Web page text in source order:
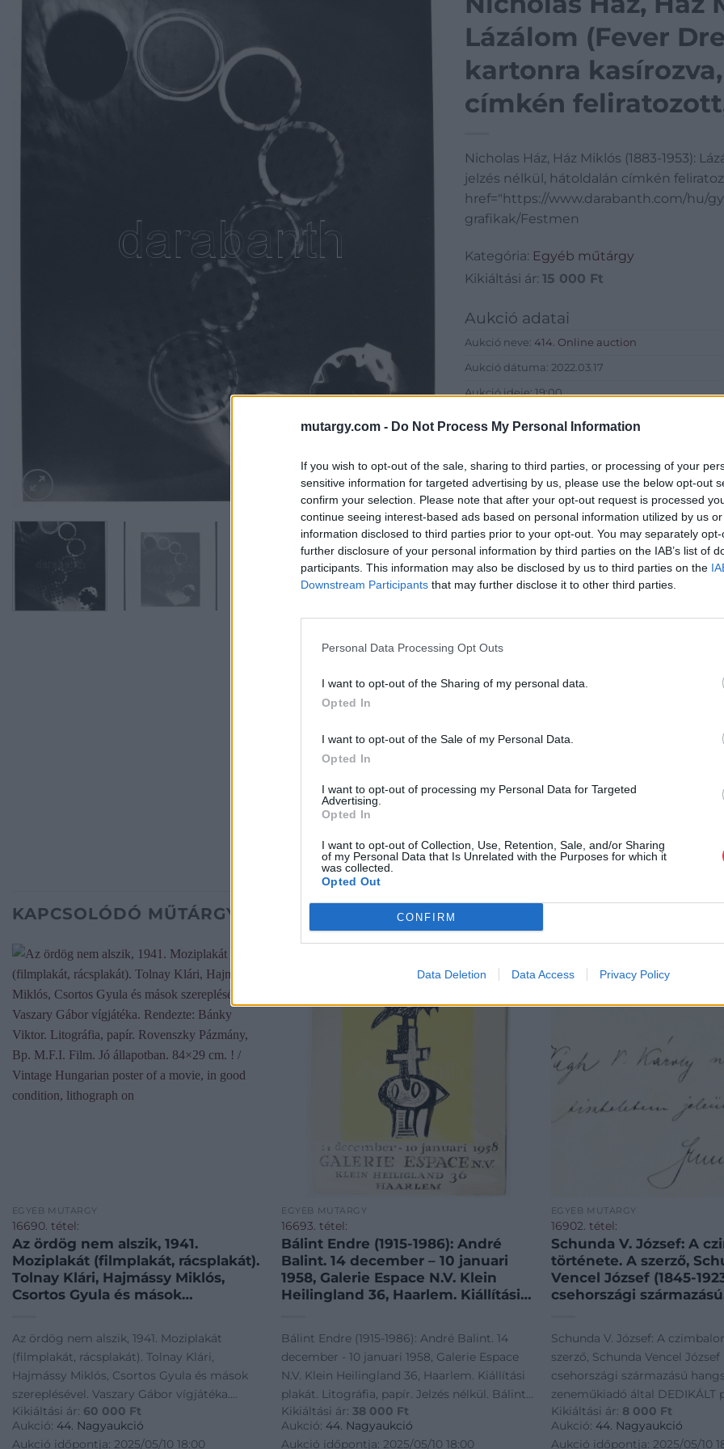
mutargy.com - Do Not Process My Personal Information
If you wish to opt-out of the sale, sharing to third parties, or processing of your
sensitive information for targeted advertising by us, please use the below opt-out
confirm your selection. Please note that after your opt-out request is processed
continue seeing interest-based ads based on personal information utilized by us
information disclosed to third parties prior to your opt-out. You may separately
further disclosure of your personal information by third parties on the IAB’s list of
participants. This information may also be disclosed by us to third parties on the
Downstream Participants that may further disclose it to other third parties.
Personal Data Processing Opt Outs
I want to opt-out of the Sharing of my personal data.
Opted In
I want to opt-out of the Sale of my Personal Data.
Opted In
I want to opt-out of processing my Personal Data for Targeted
Advertising.
Opted In
I want to opt-out of Collection, Use, Retention, Sale, and/or Sharing
of my Personal Data that Is Unrelated with the Purposes for which it
was collected.
Opted Out
CONFIRM
Data Deletion Data Access Privacy Policy
Lázálom (Fever
kartonra
címkén feliratozott,
Nicholas Ház, Ház Miklós (1883-1953):
jelzés nélkül, hátoldalán címkén
href="https://www.darabanth.com/hu/
grafikak/Festmen
Kategória: Egyéb műtárgy
Kikiáltási ár: 15 000 Ft
Aukció adatai
Aukció neve: 414. Online auction
Aukció dátuma: 2022.03.17
Aukció ideje: 19:00
Eladó adatai
Eladó:
Cím:
Budapest
Andrássy út
Bemutatkozás: A tételek a leütési ár + 25%
személyesen veszik át, a vevő a postaköltség,
KAPCSOLÓDÓ MŰTÁRGYAK
EGYÉB MŰTÁRGY
16690. tétel:
Az ördög nem alszik, 1941.
Moziplakát (filmplakát, rácsplakát).
Tolnay Klári, Hajmássy Miklós,
Csortos Gyula és mások
Litográfia, papír. Rovenszky
Pázmány, Bp. M.F.I. Film. Jó
állapotban. 84×29 cm. ! / Vintage
Hungarian poster of a movie, in
good condition, lithograph on
Az ördög nem alszik, 1941. Moziplakát
(filmplakát, rácsplakát). Tolnay Klári,
Hajmássy Miklós, Csortos Gyula és mások
szereplésével. Vaszary Gábor vígjátéka.
Rendezte: Bánky Viktor. Litográfia, papír.
Rovenszky Pázmány, Bp. M.F.I. Film. Jó
Kikiáltási ár: 60 000 Ft
Aukció: 44. Nagyaukció
Aukció időpontja: 2025/05/10 18:00
EGYÉB MŰTÁRGY
16693. tétel:
Bálint Endre (1915-1986): André
Balint. 14 december – 10 januari
1958, Galerie Espace N.V. Klein
Heilingland 36, Haarlem. Kiállítási
rendezett hollandiai egyéni
kiállításának plakátja, saját
illusztrációjával. Lapszéli apró
sérülésekkel és javított
szakadásokkal. 59,5×46 cm.
Bálint Endre (1915-1986): André Balint. 14
december - 10 januari 1958, Galerie Espace
N.V. Klein Heilingland 36, Haarlem. Kiállítási
plakát. Litográfia, papír. Jelzés nélkül. Bálint
Endre 1958-ban rendezett hollandiai egyéni
kiállításának plakátja, saját illusztrációjával.
Kikiáltási ár:38 000 Ft
Aukció: 44. Nagyaukció
Aukció időpontja: 2025/05/10 18:00
EGYÉB MŰTÁRGY
16902. tétel:
Schunda V. József: A
története. A szerző,
Vencel József (1845-
csehországi származású
ik czimbalom
jubileuma alkalmából
hangyszergyáros cs. és
szóllító a
feltalálója. Bp., 1907.,
F., 1 (Schunda V. József
Schunda V. József: A
szerző, Schunda Vencel József
csehországi származású
zeneműkiadó által DEDIKÁLT
10.000-ik czimbalom
jubileuma alkalmából írta: - -
Kikiáltási ár: 8 000 Ft
Aukció: 44. Nagyaukció
Aukció időpontja: 2025/05/10